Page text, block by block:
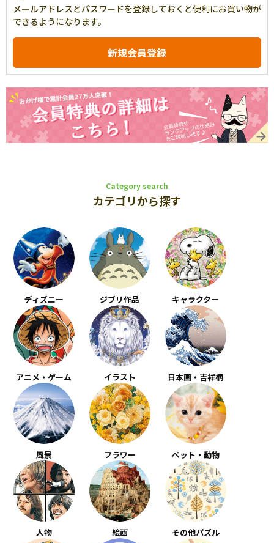
メールアドレスとパスワードを登録しておくと便利にお買い物が
できるようになります。
Category search
カテゴリから探す
ディズニー ジブリ作品 キャラクター
アニメ・ゲーム イラスト 日本画・吉祥柄
風景 フラワー ペット・動物
人物 絵画 その他パズル